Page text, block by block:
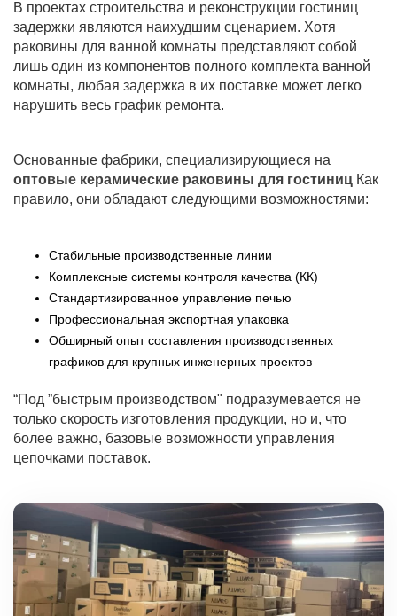
В проектах строительства и реконструкции гостиниц
задержки являются наихудшим сценарием. Хотя
раковины для ванной комнаты представляют собой
лишь один из компонентов полного комплекта ванной
комнаты, любая задержка в их поставке может легко
нарушить весь график ремонта.
Основанные фабрики, специализирующиеся на
оптовые керамические раковины для гостиниц Как
правило, они обладают следующими возможностями:
Стабильные производственные линии
Комплексные системы контроля качества (КК)
Стандартизированное управление печью
Профессиональная экспортная упаковка
Обширный опыт составления производственных
графиков для крупных инженерных проектов
“Под ”быстрым производством" подразумевается не
только скорость изготовления продукции, но и, что
более важно, базовые возможности управления
цепочками поставок.